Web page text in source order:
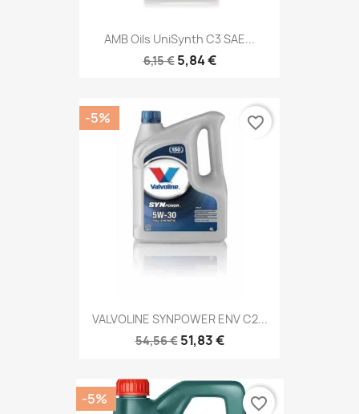
AMB Oils UniSynth C3 SAE...
6,15 € 5,84 €
VALVOLINE SYNPOWER ENV C2...
54,56 € 51,83 €
-5% favorite_border
-5% favorite_border